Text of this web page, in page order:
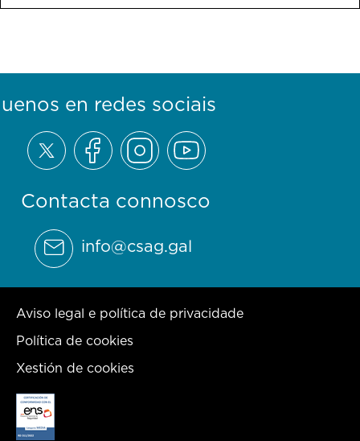
Contacta connosco
info@csag.gal
en redes sociais
Aviso legal e política de privacidade
Política de cookies
Xestión de cookies